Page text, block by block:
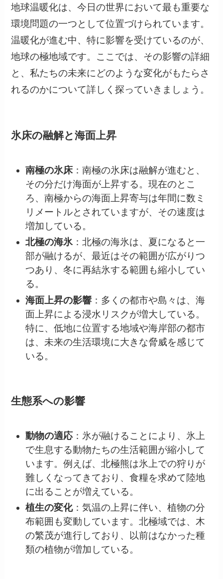
地球温暖化は、今日の世界において最も重要な
環境問題の一つとして位置づけられています。
温暖化が進む中、特に影響を受けているのが、
地球の極地域です。ここでは、その影響の詳細
と、私たちの未来にどのような変化がもたらさ
れるのかについて詳しく探っていきましょう。
氷床の融解と海面上昇
南極の氷床：南極の氷床は融解が進むと、
その分だけ海面が上昇する。現在のとこ
ろ、南極からの海面上昇寄与は年間に数ミ
リメートルとされていますが、その速度は
増加している。
北極の海氷：北極の海氷は、夏になると一
部が融けるが、最近はその範囲が広がりつ
つあり、冬に再結氷する範囲も縮小してい
る。
海面上昇の影響：多くの都市や島々は、海
面上昇による浸水リスクが増大している。
特に、低地に位置する地域や海岸部の都市
は、未来の生活環境に大きな脅威を感じて
いる。
生態系への影響
動物の適応：氷が融けることにより、氷上
で生息する動物たちの生活範囲が縮小して
います。例えば、北極熊は氷上での狩りが
難しくなってきており、食糧を求めて陸地
に出ることが増えている。
植生の変化：気温の上昇に伴い、植物の分
布範囲も変動しています。北極域では、木
の繁茂が進行しており、以前はなかった種
類の植物が増加している。